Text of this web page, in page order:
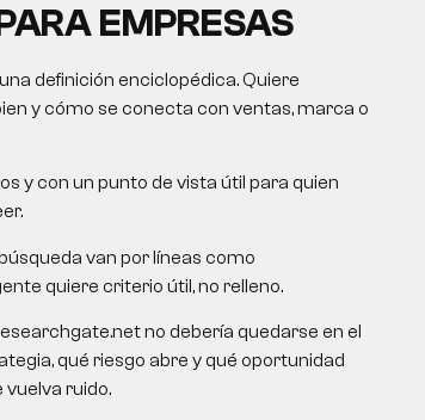
EMPRESAS
definición enciclopédica. Quiere
y cómo se conecta con ventas, marca o
y con un punto de vista útil para quien
van por líneas como
quiere criterio útil, no relleno.
no debería quedarse en el
qué riesgo abre y qué oportunidad
ruido.